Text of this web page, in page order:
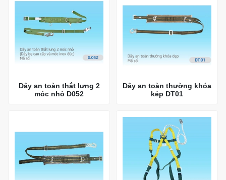
Dây an toàn thắt lưng 2
móc nhỏ D052
Dây an toàn thường khóa
kép DT01